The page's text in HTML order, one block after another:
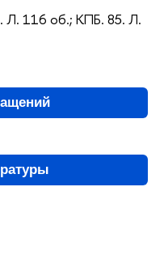
116 об.; КПБ. 85. Л.